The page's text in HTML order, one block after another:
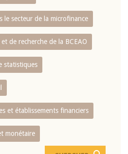
le secteur de la microfinance
de recherche de la BCEAO
statistiques
et établissements financiers
monétaire